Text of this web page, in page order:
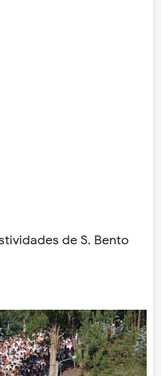
de S. Bento